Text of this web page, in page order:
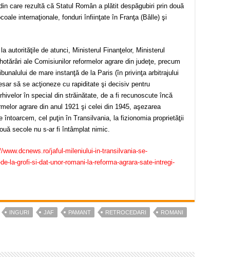
care rezultă că Statul Român a plătit despăgubiri prin două
internaţionale, fonduri înfiinţate în Franţa (Bâlle) şi
autorităţile de atunci, Ministerul Finanţelor, Ministerul
ale Comisiunilor reformelor agrare din judeţe, precum
de mare instanţă de la Paris (în privinţa arbitrajului
să se acţioneze cu rapiditate şi decisiv pentru
în special din străinătate, de a fi recunoscute încă
agrare din anul 1921 şi celei din 1945, aşezarea
întoarcem, cel puţin în Transilvania, la fizionomia proprietăţii
secole nu s-ar fi întâmplat nimic.
www.dcnews.ro/jaful-mileniului-in-transilvania-se-
la-grofi-si-dat-unor-romani-la-reforma-agrara-sate-intregi-
INGURI JAF PAMANT RETROCEDARI ROMANI